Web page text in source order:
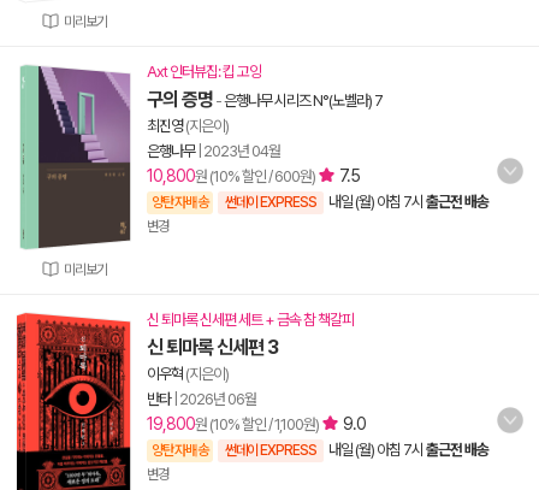
미리보기
미리보기
Axt 인터뷰집: 킵 고잉
구의 증명 -은행나무 시리즈 N°(노벨라) 7
최진영(지은이)
은행나무| 2023년 04월
10,800원 (10% 할인 / 600원) 7.5
양탄자배송 썬데이 EXPRESS 내일 (월) 아침 7시 출근전 배송
변경
신 퇴마록 신세편 세트 + 금속 참 책갈피
신 퇴마록 신세편 3
이우혁 (지은이)
반타| 2026년 06월
19,800원 (10% 할인 / 1,100원) 9.0
양탄자배송 썬데이 EXPRESS 내일 (월) 아침 7시 출근전 배송
변경